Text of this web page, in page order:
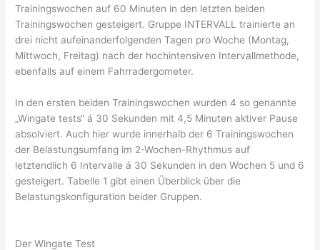
Trainingswochen auf 60 Minuten in den letzten beiden
Trainingswochen gesteigert. Gruppe INTERVALL trainierte an
drei nicht aufeinanderfolgenden Tagen pro Woche (Montag,
Mittwoch, Freitag) nach der hochintensiven Intervallmethode,
ebenfalls auf einem Fahrradergometer.
In den ersten beiden Trainingswochen wurden 4 so genannte
„Wingate tests“ á 30 Sekunden mit 4,5 Minuten aktiver Pause
absolviert. Auch hier wurde innerhalb der 6 Trainingswochen
der Belastungsumfang im 2-Wochen-Rhythmus auf
letztendlich 6 Intervalle á 30 Sekunden in den Wochen 5 und 6
gesteigert. Tabelle 1 gibt einen Überblick über die
Belastungskonfiguration beider Gruppen.
Der Wingate Test